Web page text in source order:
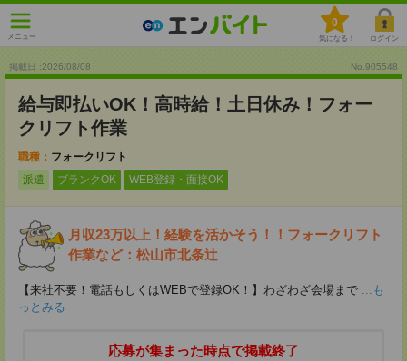
メニュー
0
気になる！ ログイン
掲載日 :2026/08/08 No.905548
給与即払いOK！高時給！土日休み！フォー
クリフト作業
職種： フォークリフト
派遣
ブランクOK WEB登録・面接OK
月収23万以上！経験を活かそう！！フォークリフト
作業など：松山市北条辻
【来社不要！電話もしくはWEBで登録OK！】わざわざ会場まで ...も
っとみる
応募が集まった時点で掲載終了